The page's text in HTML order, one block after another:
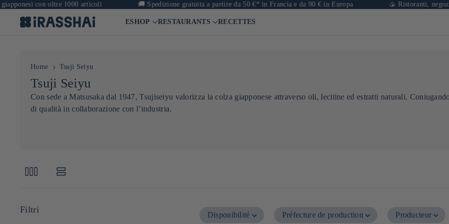
con oltre 1000 articoli Spedizione gratuita a partire da 50 €* in Francia e da 90 € in Europa 🍙 Ristoranti, negozi
ESHOP RESTAURANTS RECETTES
Home Tsuji Seiyu
C
o
l
i
n
Tsuji Seiyu
Con sede a Matsusaka dal 1947, Tsujiseiyu valorizza la colza giapponese attraverso oli, lecitine ed estratti naturali.
di qualità in collaborazione con l’industria.
Filtri
Disponibilité Préfecture de production Producteur